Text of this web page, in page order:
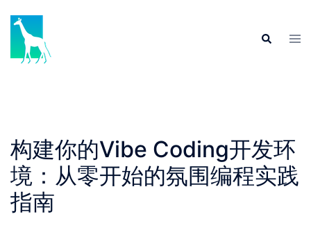
content
Search
构建你的Vibe Coding开发环
境：从零开始的氛围编程实践
指南